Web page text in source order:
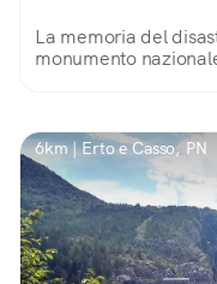
La memoria del
monumento
6km | Erto e Casso, PN